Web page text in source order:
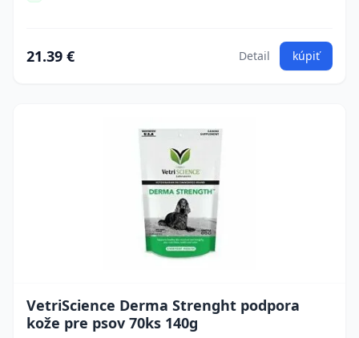
21.39 € Detail kúpiť
VetriScience Derma Strenght podpora
kože pre psov 70ks 140g